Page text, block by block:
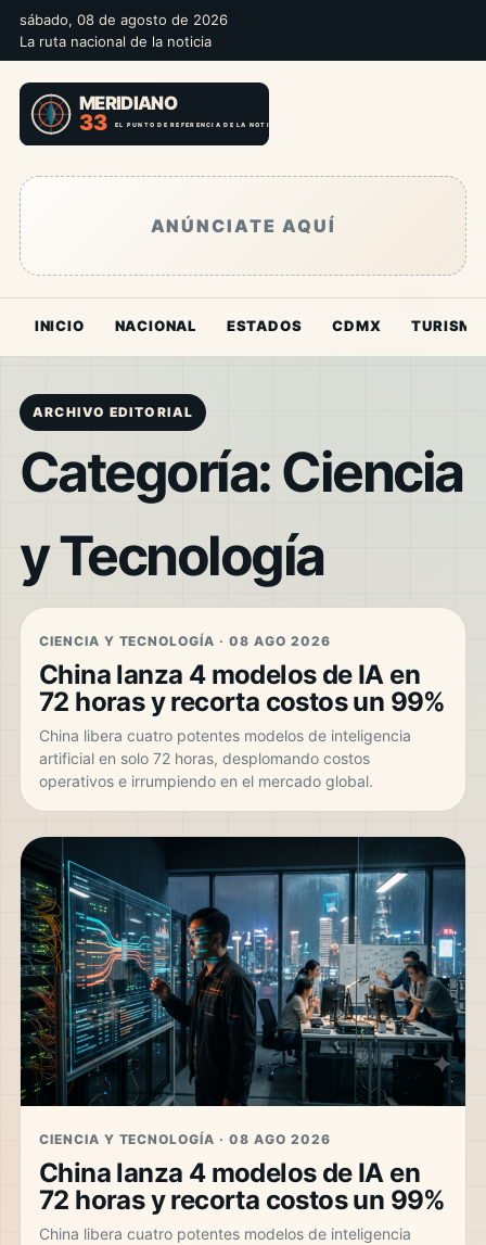
sábado, 08 de agosto de 2026
La ruta nacional de la noticia
ANÚNCIATE AQUÍ
INICIO NACIONAL ESTADOS CDMX TURISMO
ARCHIVO EDITORIAL
Categoría: Ciencia
y Tecnología
CIENCIA Y TECNOLOGÍA · 08 AGO 2026
China lanza 4 modelos de IA en
72 horas y recorta costos un 99%
China libera cuatro potentes modelos de inteligencia
artificial en solo 72 horas, desplomando costos
operativos e irrumpiendo en el mercado global.
CIENCIA Y TECNOLOGÍA · 08 AGO 2026
China lanza 4 modelos de IA en
72 horas y recorta costos un 99%
China libera cuatro potentes modelos de inteligencia